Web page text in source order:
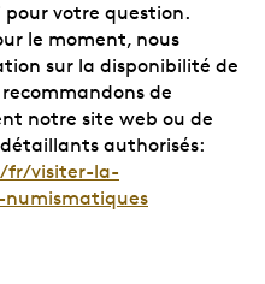
pour votre question.
le moment, nous
sur la disponibilité de
de
notre site web ou de
authorisés:
fr/visiter-la-